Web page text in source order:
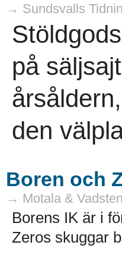
→ Sundsvalls
på
den
Boren och
→ Motala &
Borens IK är i
Zeros skuggar